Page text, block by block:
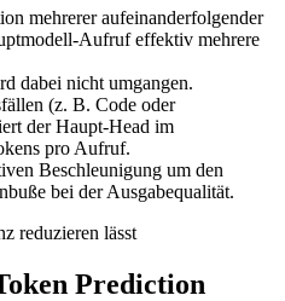
mehrerer aufeinanderfolgender
Aufruf effektiv mehrere
dabei nicht umgangen.
(z. B. Code oder
der Haupt-Head im
pro Aufruf.
Beschleunigung um den
bei der Ausgabequalität.
Prediction